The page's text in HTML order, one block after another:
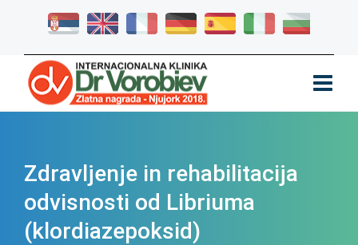
Zdravljenje in rehabilitacija
odvisnosti od Libriuma
(klordiazepoksid)